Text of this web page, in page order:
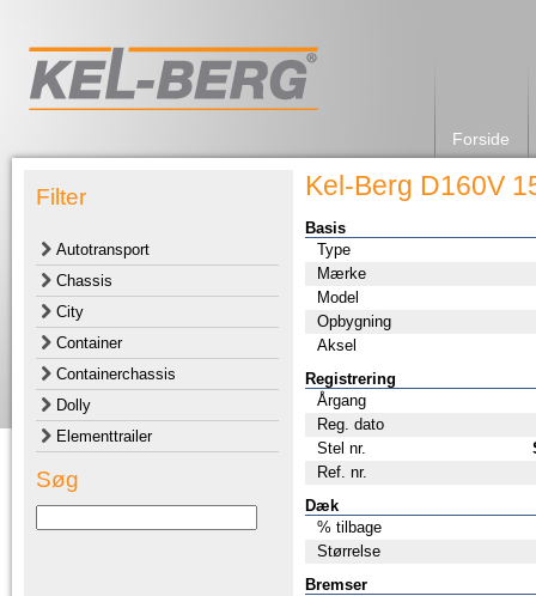
Forside
Filter
Autotransport
Chassis
City
Container
Containerchassis
Dolly
Elementtrailer
Søg
Kel-Berg D160V
Basis
Type
Mærke
Model
Opbygning
Aksel
Registrering
Årgang
Reg. dato
Stel nr.
Ref. nr.
Dæk
% tilbage
Størrelse
Bremser